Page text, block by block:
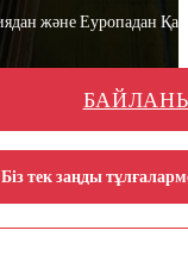
және Еуропадан
Біз тек заңды